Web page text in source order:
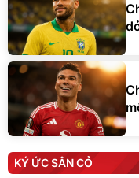
KÝ ỨC SÂN CỎ